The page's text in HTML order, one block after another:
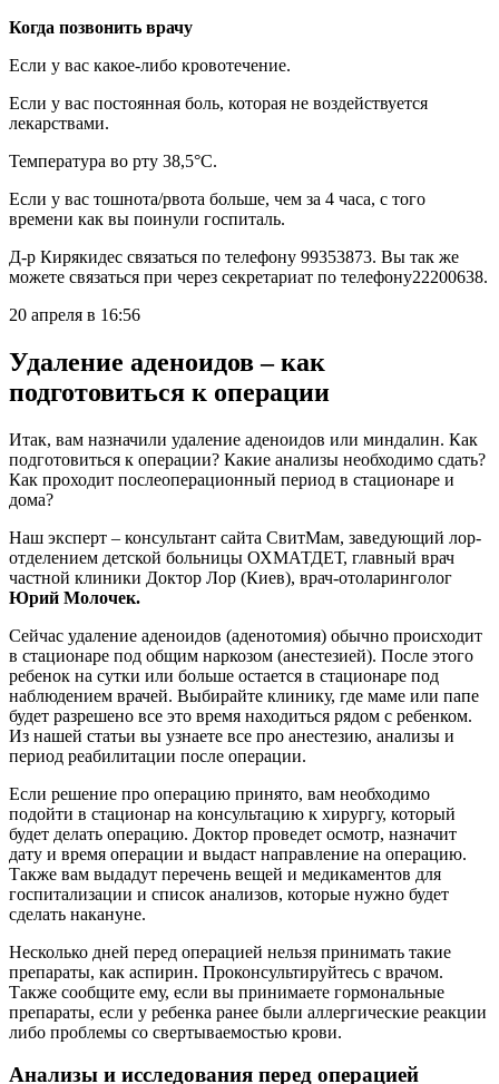
Когда позвонить врачу
Если у вас какое-либо кровотечение.
Если у вас постоянная боль, которая не воздействуется
лекарствами.
Температура во рту 38,5°C.
Если у вас тошнота/рвота больше, чем за 4 часа, с того
времени как вы поинули госпиталь.
Д-р Кирякидес связаться по телефону 99353873. Вы так же
можете связаться при через секретариат по телефону22200638.
20 апреля в 16:56
Удаление аденоидов – как
подготовиться к операции
Итак, вам назначили удаление аденоидов или миндалин. Как
подготовиться к операции? Какие анализы необходимо сдать?
Как проходит послеоперационный период в стационаре и
дома?
Наш эксперт – консультант сайта СвитМам, заведующий лор-
отделением детской больницы ОХМАТДЕТ, главный врач
частной клиники Доктор Лор (Киев), врач-отоларинголог
Юрий Молочек.
Сейчас удаление аденоидов (аденотомия) обычно происходит
в стационаре под общим наркозом (анестезией). После этого
ребенок на сутки или больше остается в стационаре под
наблюдением врачей. Выбирайте клинику, где маме или папе
будет разрешено все это время находиться рядом с ребенком.
Из нашей статьи вы узнаете все про анестезию, анализы и
период реабилитации после операции.
Если решение про операцию принято, вам необходимо
подойти в стационар на консультацию к хирургу, который
будет делать операцию. Доктор проведет осмотр, назначит
дату и время операции и выдаст направление на операцию.
Также вам выдадут перечень вещей и медикаментов для
госпитализации и список анализов, которые нужно будет
сделать накануне.
Несколько дней перед операцией нельзя принимать такие
препараты, как аспирин. Проконсультируйтесь с врачом.
Также сообщите ему, если вы принимаете гормональные
препараты, если у ребенка ранее были аллергические реакции
либо проблемы со свертываемостью крови.
Анализы и исследования перед операцией